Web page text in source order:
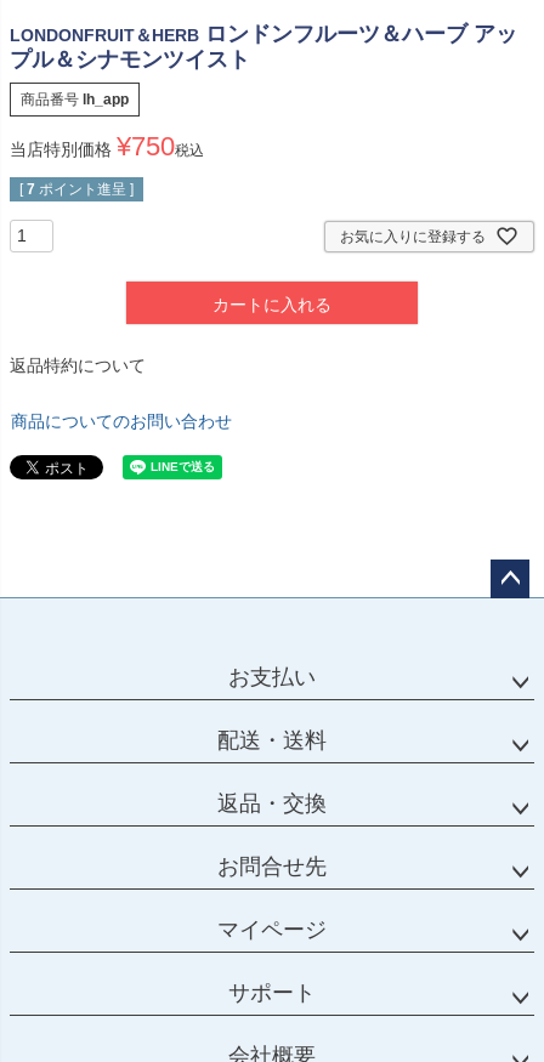
LONDONFRUIT＆HERB ロンドンフルーツ＆ハーブ アッ
プル＆シナモンツイスト
商品番号 lh_app
当店特別価格 ¥750税込
[ 7 ポイント進呈 ]
お気に入りに登録する
カートに入れる
返品特約について
商品についてのお問い合わせ
お支払い
配送・送料
返品・交換
お問合せ先
マイページ
サポート
会社概要